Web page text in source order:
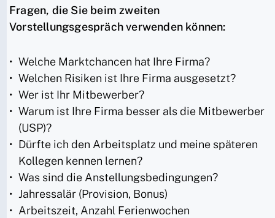
Fragen, die Sie beim zweiten
Vorstellungsgespräch verwenden können:
Welche Marktchancen hat Ihre Firma?
Welchen Risiken ist Ihre Firma ausgesetzt?
Wer ist Ihr Mitbewerber?
Warum ist Ihre Firma besser als die Mitbewerber
(USP)?
Dürfte ich den Arbeitsplatz und meine späteren
Kollegen kennen lernen?
Was sind die Anstellungsbedingungen?
Jahressalär (Provision, Bonus)
Arbeitszeit, Anzahl Ferienwochen